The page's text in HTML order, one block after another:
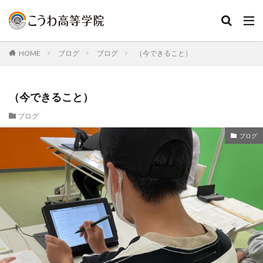
HOME ブログ ブログ （今できること）
（今できること）
ブログ
ブログ